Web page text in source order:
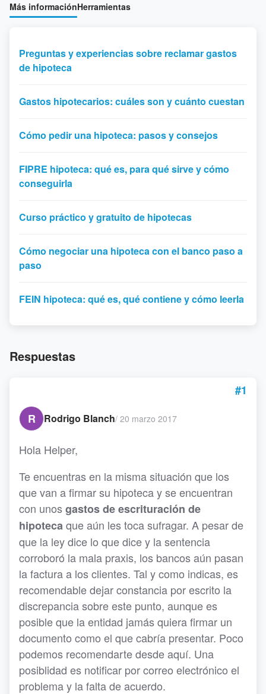
Más informaciónHerramientas
Preguntas y experiencias sobre reclamar gastos
de hipoteca
Gastos hipotecarios: cuáles son y cuánto cuestan
Cómo pedir una hipoteca: pasos y consejos
FIPRE hipoteca: qué es, para qué sirve y cómo
conseguirla
Curso práctico y gratuito de hipotecas
Cómo negociar una hipoteca con el banco paso a
paso
FEIN hipoteca: qué es, qué contiene y cómo leerla
Respuestas
#1
R
Rodrigo Blanch/ 20 marzo 2017
Hola Helper,
Te encuentras en la misma situación que los
que van a firmar su hipoteca y se encuentran
con unos gastos de escrituración de
hipotecaque aún les toca sufragar. A pesar de
que la ley dice lo que dice y la sentencia
corroboró la mala praxis, los bancos aún pasan
la factura a los clientes. Tal y como indicas, es
recomendable dejar constancia por escrito la
discrepancia sobre este punto, aunque es
posible que la entidad jamás quiera firmar un
documento como el que cabría presentar. Poco
podemos recomendarte desde aquí. Una
posiblidad es notificar por correo electrónico el
problema y la falta de acuerdo.